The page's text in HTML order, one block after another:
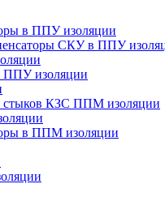
в ППУ изоляции
СКУ в ППУ
изоляции
стыков КЗС ППМ изоляции
в ППМ изоляции